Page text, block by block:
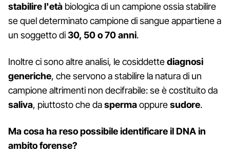
stabilire l'età biologica di un campione ossia stabilire
se quel determinato campione di sangue appartiene a
un soggetto di30, 50 o 70 anni.
Inoltre ci sono altre analisi, le cosiddettediagnosi
generiche, che servono a stabilire la natura di un
campione altrimenti non decifrabile: se è costituito da
saliva, piuttosto che daspermaoppuresudore.
Ma cosa ha reso possibile identificare il DNA in
ambito forense?